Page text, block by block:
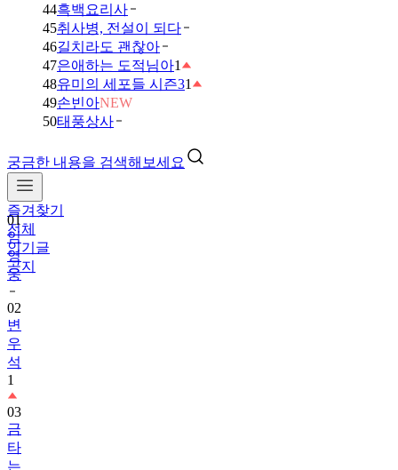
44흑백요리사
45취사병, 전설이 되다
46길치라도 괜찮아
47은애하는 도적님아1
48유미의 세포들 시즌31
49손빈아NEW
50태풍상사
궁금한 내용을 검색해보세요
즐겨찾기
전체
인기글
공지
01
임
영
웅
02
변
우
석
1
03
금
타
는